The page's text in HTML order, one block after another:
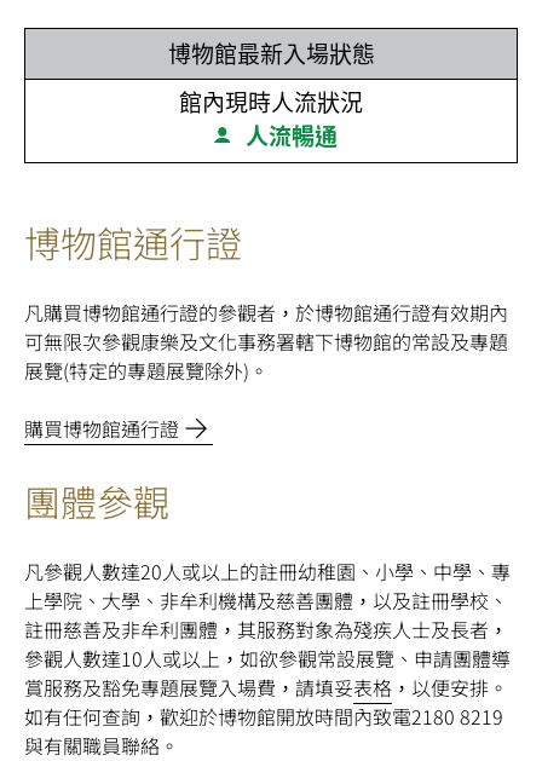
安
及
參
守
博物館通行證
凡購買博物館通行證的參觀者，於博物館通行證有效期內
可無限次參觀康樂及文化事務署轄下博物館的常設及專題
展覽(特定的專題展覽除外)。
購買博物館通行證
團體參觀
凡參觀人數達20人或以上的註冊幼稚園、小學、中學、專
上學院、大學、非牟利機構及慈善團體，以及註冊學校、
註冊慈善及非牟利團體，其服務對象為殘疾人士及長者，
參觀人數達10人或以上，如欲參觀常設展覽、申請團體導
賞服務及豁免專題展覽入場費，請填妥表格 ，以便安排。
如有任何查詢，歡迎於博物館開放時間內致電2180 8219
與有關職員聯絡。